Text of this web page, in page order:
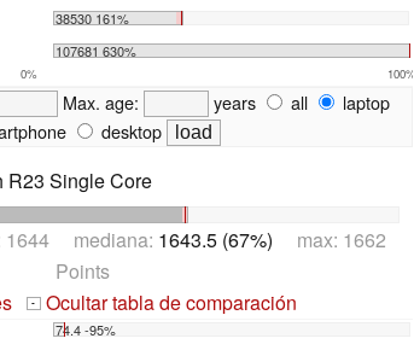
38530 161%
107681 630%
0% 100%
Max. age: years all
laptop
desktop
R23 Single Core
1644 mediana: 1643.5 (67%) max: 1662
Points
- Ocultar tabla de comparación
74.4 -95%